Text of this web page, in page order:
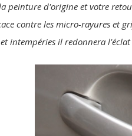
peinture d'origine et votre
contre les micro-rayures et
intempéries il redonnera